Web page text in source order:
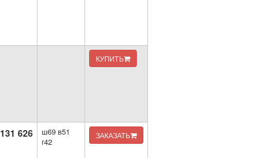
КУПИТЬ
131 626
ш69 в51
г42
ЗАКАЗАТЬ